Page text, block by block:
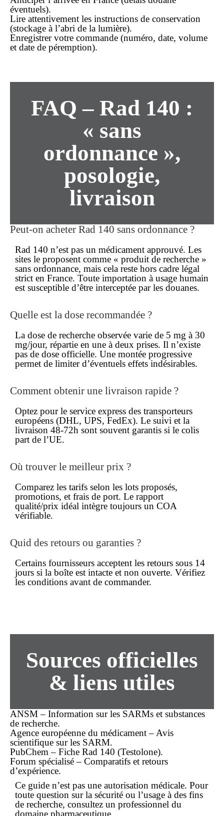
éventuels).
Lire attentivement les instructions de conservation
(stockage à l’abri de la lumière).
Enregistrer votre commande (numéro, date, volume
et date de péremption).
FAQ – Rad 140 :
« sans
ordonnance »,
posologie,
livraison
Peut-on acheter Rad 140 sans ordonnance ?
Rad 140 n’est pas un médicament approuvé. Les
sites le proposent comme « produit de recherche »
sans ordonnance, mais cela reste hors cadre légal
strict en France. Toute importation à usage humain
est susceptible d’être interceptée par les douanes.
Quelle est la dose recommandée ?
La dose de recherche observée varie de 5 mg à 30
mg/jour, répartie en une à deux prises. Il n’existe
pas de dose officielle. Une montée progressive
permet de limiter d’éventuels effets indésirables.
Comment obtenir une livraison rapide ?
Optez pour le service express des transporteurs
européens (DHL, UPS, FedEx). Le suivi et la
livraison 48-72h sont souvent garantis si le colis
part de l’UE.
Où trouver le meilleur prix ?
Comparez les tarifs selon les lots proposés,
promotions, et frais de port. Le rapport
qualité/prix idéal intègre toujours un COA
vérifiable.
Quid des retours ou garanties ?
Certains fournisseurs acceptent les retours sous 14
jours si la boîte est intacte et non ouverte. Vérifiez
les conditions avant de commander.
Sources officielles
& liens utiles
ANSM – Information sur les SARMs et substances
de recherche.
Agence européenne du médicament – Avis
scientifique sur les SARM.
PubChem – Fiche Rad 140 (Testolone).
Forum spécialisé – Comparatifs et retours
d’expérience.
Ce guide n’est pas une autorisation médicale. Pour
toute question sur la sécurité ou l’usage à des fins
de recherche, consultez un professionnel du
domaine pharmaceutique.